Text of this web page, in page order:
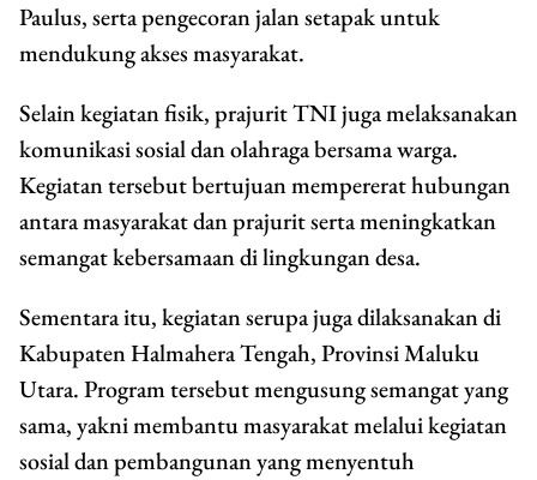
Paulus, serta pengecoran jalan setapak untuk
mendukung akses masyarakat.
Selain kegiatan fisik, prajurit TNI juga melaksanakan
komunikasi sosial dan olahraga bersama warga.
Kegiatan tersebut bertujuan mempererat hubungan
antara masyarakat dan prajurit serta meningkatkan
semangat kebersamaan di lingkungan desa.
Sementara itu, kegiatan serupa juga dilaksanakan di
Kabupaten Halmahera Tengah, Provinsi Maluku
Utara. Program tersebut mengusung semangat yang
sama, yakni membantu masyarakat melalui kegiatan
sosial dan pembangunan yang menyentuh